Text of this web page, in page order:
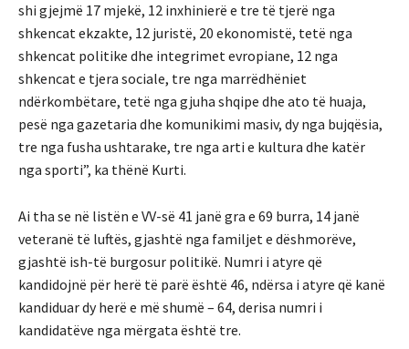
shi gjejmë 17 mjekë, 12 inxhinierë e tre të tjerë nga
shkencat ekzakte, 12 juristë, 20 ekonomistë, tetë nga
shkencat politike dhe integrimet evropiane, 12 nga
shkencat e tjera sociale, tre nga marrëdhëniet
ndërkombëtare, tetë nga gjuha shqipe dhe ato të huaja,
pesë nga gazetaria dhe komunikimi masiv, dy nga bujqësia,
tre nga fusha ushtarake, tre nga arti e kultura dhe katër
nga sporti”, ka thënë Kurti.
Ai tha se në listën e VV-së 41 janë gra e 69 burra, 14 janë
veteranë të luftës, gjashtë nga familjet e dëshmorëve,
gjashtë ish-të burgosur politikë. Numri i atyre që
kandidojnë për herë të parë është 46, ndërsa i atyre që kanë
kandiduar dy herë e më shumë – 64, derisa numri i
kandidatëve nga mërgata është tre.